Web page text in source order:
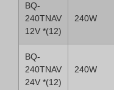
BQ-
240TNAV
12V *(12)
240W
BQ-
240TNAV
24V *(12)
240W